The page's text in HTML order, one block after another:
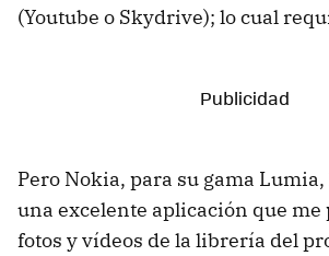
(Youtube o Skydrive); lo cual
Pero Nokia, para su gama
una excelente aplicación que
fotos y vídeos de la librería del